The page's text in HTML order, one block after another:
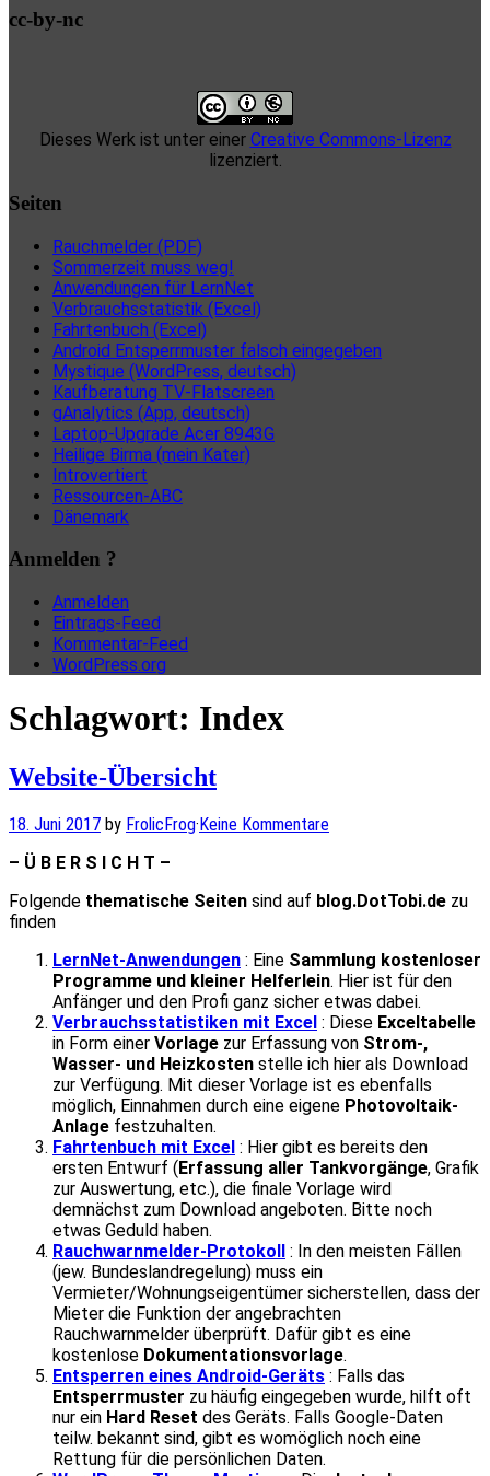
cc-by-nc
Dieses Werk ist unter einer Creative Commons-Lizenz
lizenziert.
Seiten
Rauchmelder (PDF)
Sommerzeit muss weg!
Anwendungen für LernNet
Verbrauchsstatistik (Excel)
Fahrtenbuch (Excel)
Android Entsperrmuster falsch eingegeben
Mystique (WordPress, deutsch)
Kaufberatung TV-Flatscreen
gAnalytics (App, deutsch)
Laptop-Upgrade Acer 8943G
Heilige Birma (mein Kater)
Introvertiert
Ressourcen-ABC
Dänemark
Anmelden ?
Anmelden
Eintrags-Feed
Kommentar-Feed
WordPress.org
Schlagwort: Index
Website-Übersicht
18. Juni 2017 by FrolicFrog·Keine Kommentare
– Ü B E R S I C H T –
Folgende thematische Seiten sind auf blog.DotTobi.de zu
finden
LernNet-Anwendungen : Eine Sammlung kostenloser
Programme und kleiner Helferlein. Hier ist für den
Anfänger und den Profi ganz sicher etwas dabei.
Verbrauchsstatistiken mit Excel : Diese Exceltabelle
in Form einer Vorlage zur Erfassung von Strom-,
Wasser- und Heizkosten stelle ich hier als Download
zur Verfügung. Mit dieser Vorlage ist es ebenfalls
möglich, Einnahmen durch eine eigene Photovoltaik-
Anlage festzuhalten.
Fahrtenbuch mit Excel : Hier gibt es bereits den
ersten Entwurf (Erfassung aller Tankvorgänge, Grafik
zur Auswertung, etc.), die finale Vorlage wird
demnächst zum Download angeboten. Bitte noch
etwas Geduld haben.
Rauchwarnmelder-Protokoll : In den meisten Fällen
(jew. Bundeslandregelung) muss ein
Vermieter/Wohnungseigentümer sicherstellen, dass der
Mieter die Funktion der angebrachten
Rauchwarnmelder überprüft. Dafür gibt es eine
kostenlose Dokumentationsvorlage.
Entsperren eines Android-Geräts : Falls das
Entsperrmuster zu häufig eingegeben wurde, hilft oft
nur ein Hard Reset des Geräts. Falls Google-Daten
teilw. bekannt sind, gibt es womöglich noch eine
Rettung für die persönlichen Daten.